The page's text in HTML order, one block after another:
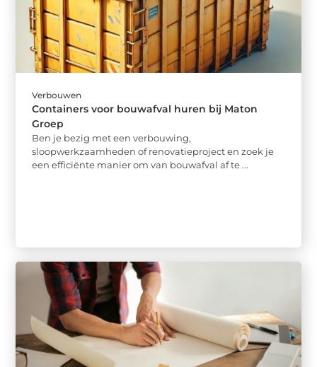
Verbouwen
Containers voor bouwafval huren bij Maton
Groep
Ben je bezig met een verbouwing,
sloopwerkzaamheden of renovatieproject en zoek je
een efficiënte manier om van bouwafval af te ...